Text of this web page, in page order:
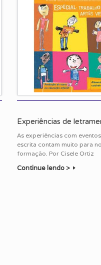
Experiências de
As experiências com
escrita contam muito para
formação. Por Cisele Ortiz
Continue lendo >